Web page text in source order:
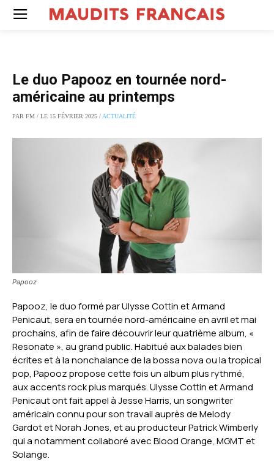
Le duo Papooz en tournée nord-
américaine au printemps
PAR FM / LE 15 FÉVRIER 2025 /ACTUALITÉ
Papooz
Papooz, le duo formé par Ulysse Cottin et Armand
Penicaut, sera en tournée nord-américaine en avril et mai
prochains, afin de faire découvrir leur quatrième album, «
Resonate », au grand public. Habitué aux balades bien
écrites et à la nonchalance de la bossa nova ou la tropical
pop, Papooz propose cette fois un album plus rythmé,
aux accents rock plus marqués. Ulysse Cottin et Armand
Penicaut ont fait appel à Jesse Harris, un songwriter
américain connu pour son travail auprès de Melody
Gardot et Norah Jones, et au producteur Patrick Wimberly
qui a notamment collaboré avec Blood Orange, MGMT et
Solange.